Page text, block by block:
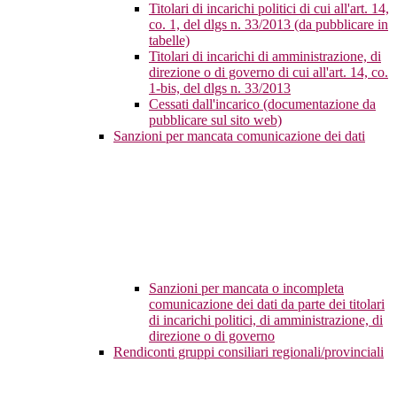
Titolari di incarichi politici di cui all'art. 14,
co. 1, del dlgs n. 33/2013 (da pubblicare in
tabelle)
Titolari di incarichi di amministrazione, di
direzione o di governo di cui all'art. 14, co.
1-bis, del dlgs n. 33/2013
Cessati dall'incarico (documentazione da
pubblicare sul sito web)
Sanzioni per mancata comunicazione dei dati
Sanzioni per mancata o incompleta
comunicazione dei dati da parte dei titolari
di incarichi politici, di amministrazione, di
direzione o di governo
Rendiconti gruppi consiliari regionali/provinciali